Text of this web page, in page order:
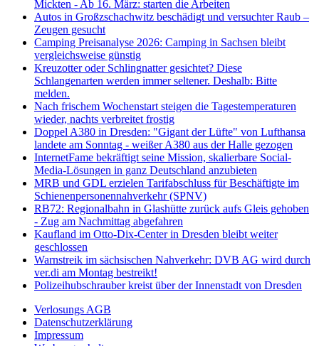
Mickten - Ab 16. März: starten die Arbeiten
Autos in Großzschachwitz beschädigt und versuchter Raub –
Zeugen gesucht
Camping Preisanalyse 2026: Camping in Sachsen bleibt
vergleichsweise günstig
Kreuzotter oder Schlingnatter gesichtet? Diese
Schlangenarten werden immer seltener. Deshalb: Bitte
melden.
Nach frischem Wochenstart steigen die Tagestemperaturen
wieder, nachts verbreitet frostig
Doppel A380 in Dresden: "Gigant der Lüfte" von Lufthansa
landete am Sonntag - weißer A380 aus der Halle gezogen
InternetFame bekräftigt seine Mission, skalierbare Social-
Media-Lösungen in ganz Deutschland anzubieten
MRB und GDL erzielen Tarifabschluss für Beschäftigte im
Schienenpersonennahverkehr (SPNV)
RB72: Regionalbahn in Glashütte zurück aufs Gleis gehoben
- Zug am Nachmittag abgefahren
Kaufland im Otto-Dix-Center in Dresden bleibt weiter
geschlossen
Warnstreik im sächsischen Nahverkehr: DVB AG wird durch
ver.di am Montag bestreikt!
Polizeihubschrauber kreist über der Innenstadt von Dresden
Verlosungs AGB
Datenschutzerklärung
Impressum